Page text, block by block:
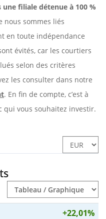
une filiale détenue à 100 %
nous sommes liés
en toute indépendance
évités, car les courtiers
selon des critères
les consulter dans notre
. En fin de compte, c’est à
qui vous souhaitez investir.
+22,01%